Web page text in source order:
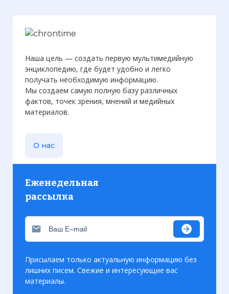
Наша цель — создать первую мультимедийную
энциклопедию, где будет удобно и легко
получать необходимую информацию.
Мы создаем самую полную базу различных
фактов, точек зрения, мнений и медийных
материалов.
О нас
Еженедельная
рассылка
Присылаем только актуальную информацию без
лишних писем. Свежие и интересующие вас
материалы.